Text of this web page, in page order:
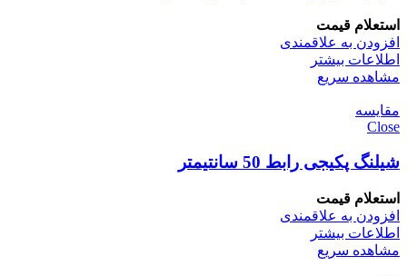
استعلام قیمت
افزودن به علاقمندی
اطلاعات بیشتر
مشاهده سریع
مقایسه
Close
شیلنگ پکیجی رابط 50 سانتیمتر
استعلام قیمت
افزودن به علاقمندی
اطلاعات بیشتر
مشاهده سریع